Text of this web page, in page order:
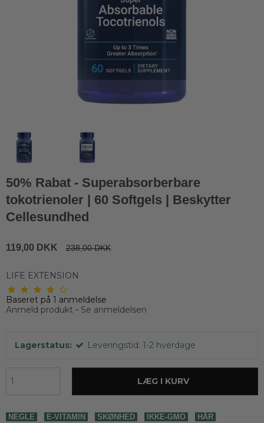
50% Rabat - Superabsorberbare
tokotrienoler | 60 Softgels | Beskytter
Cellesundhed
119,00 DKK 238,00 DKK
LIFE EXTENSION
Baseret på 1 anmeldelse
Anmeld produkt - Se anmeldelsen
Lagerstatus: Leveringstid: 1-2 hverdage
LÆG I KURV
NEGLE E-VITAMIN SKØNHED IKKE-GMO
HÅR